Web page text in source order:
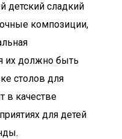
детский сладкий
композиции,
их должно быть
столов для
в качестве
для детей